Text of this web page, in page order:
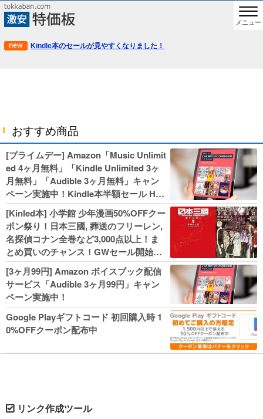
メニュー
Kindle本のセールが見やすくなりました！
おすすめ商品
[プライムデー] Amazon「Music Unlimit
ed 4ヶ月無料」「Kindle Unlimited 3ヶ
月無料」「Audible 3ヶ月無料」キャン
ペーン実施中！Kindle本半額セール HU
NTER×HUNTERなど集英社、無職転生,
幼女戦記などKADOKAWA、キャプテン
翼100円セールも！
[Kinled本] 小学館 少年漫画50%OFFクー
ポン祭り！日本三國, 葬送のフリーレン,
名探偵コナン全巻など3,000点以上！ま
とめ買いのチャンス！GWセール開始！
人気コミック多数 カドカワ祭やIT関連本
がセールに！
[3ヶ月99円] Amazon ボイスブック配信
サービス「Audible 3ヶ月99円」キャン
ペーン実施中！
Google Playギフトコード 初回購入時 1
0%OFFクーポン配布中
リンク作成ツール